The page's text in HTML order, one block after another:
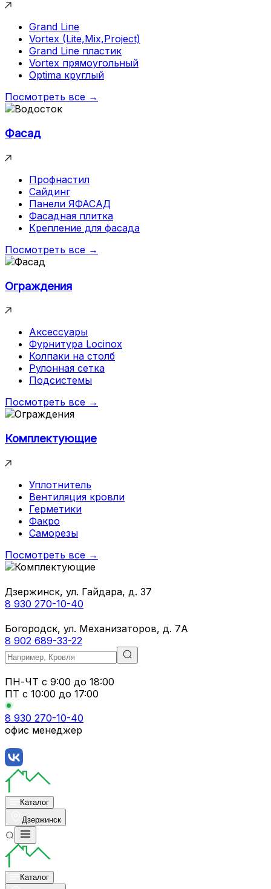
Grand Line
Vortex (Lite,Mix,Project)
Grand Line пластик
Vortex прямоугольный
Optima круглый
Посмотреть все →
Фасад
Профнастил
Сайдинг
Панели ЯФАСАД
Фасадная плитка
Крепление для фасада
Посмотреть все →
Ограждения
Аксессуары
Фурнитура Locinox
Колпаки на столб
Рулонная сетка
Подсистемы
Посмотреть все →
Комплектующие
Уплотнитель
Вентиляция кровли
Герметики
Факро
Саморезы
Посмотреть все →
Дзержинск, ул. Гайдара, д. 37
8 930 270-10-40
Богородск, ул. Механизаторов, д. 7А
8 902 689-33-22
ПН-ЧТ с 9:00 до 18:00
ПТ с 10:00 до 17:00
8 930 270-10-40
офис менеджер
Каталог
Дзержинск
Каталог